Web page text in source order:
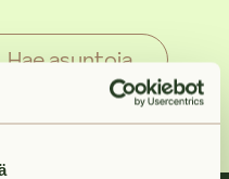
Hae asuntoja